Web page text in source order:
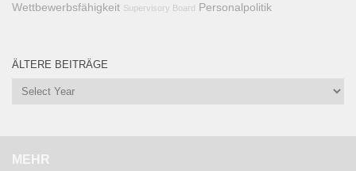
Wettbewerbsfähigkeit Supervisory Board Personalpolitik
ÄLTERE BEITRÄGE
MEHR